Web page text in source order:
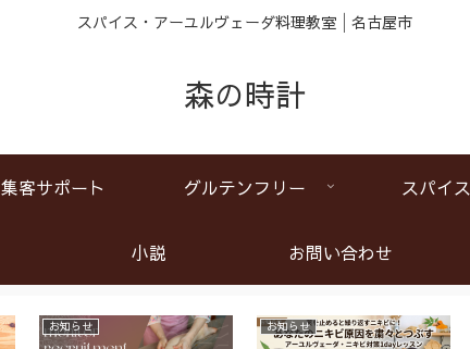
スパイス・アーユルヴェーダ料理教室│名古屋市
森の時計
集客サポート グルテンフリー スパイス
小説 お問い合わせ
お知らせ お知らせ